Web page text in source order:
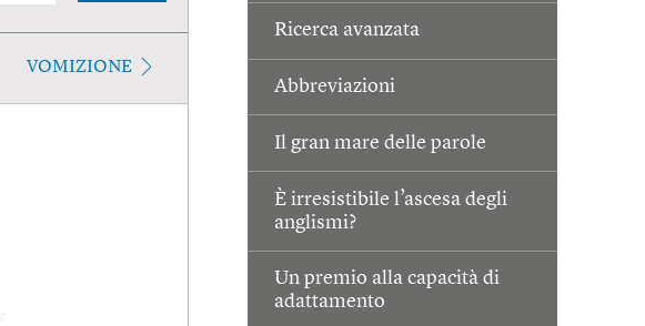
Ricerca avanzata
Abbreviazioni
Il gran mare delle parole
È irresistibile l’ascesa degli
anglismi?
Un premio alla capacità di
adattamento
VOMIZIONE